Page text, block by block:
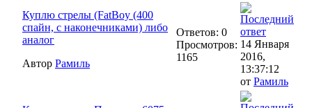
Куплю стрелы (FatBoy (400
спайн, с наконечниками) либо
аналог
Автор Рамиль
Ответов: 0
Просмотров:
1165
14 Января
2016,
13:37:12
от Рамиль